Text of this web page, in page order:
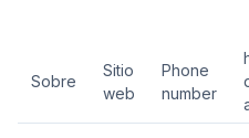
Sobre
Sitio
web
Phone
number